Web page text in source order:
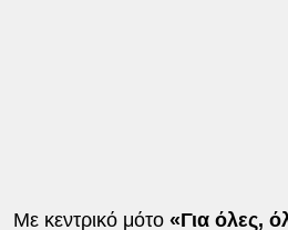
Με κεντρικό μότο «Για όλες,